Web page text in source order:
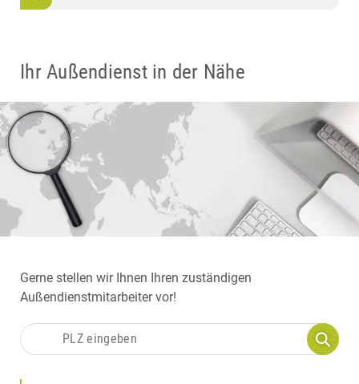
Ihr Außendienst in der Nähe
Gerne stellen wir Ihnen Ihren zuständigen
Außendienstmitarbeiter vor!